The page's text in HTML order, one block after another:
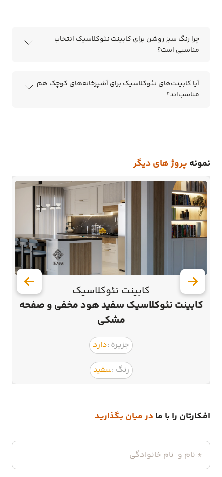
چرا رنگ سبز روشن برای کابینت نئوکلاسیک انتخاب
مناسبی است؟
آیا کابینت‌های نئوکلاسیک برای آشپزخانه‌های کوچک هم
مناسب‌اند؟
نمونه پروژ های دیگر
کابینت نئوکلاسیک
کابینت نئوکلاسیک سفید هود مخفی و صفحه
مشکی
جزیره :دارد
رنگ :سفید
افکارتان را با مادر میان بگذارید